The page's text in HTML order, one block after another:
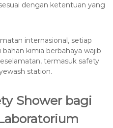
dengan ketentuan yang
internasional, setiap
kimia berbahaya wajib
termasuk safety
station.
Shower bagi